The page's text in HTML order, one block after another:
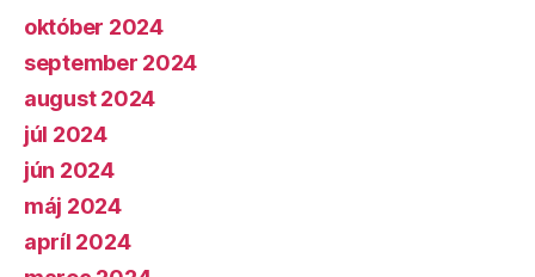
október 2024
september 2024
august 2024
júl 2024
jún 2024
máj 2024
apríl 2024